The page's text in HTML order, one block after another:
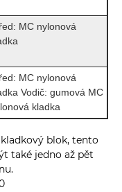
MC nylonová
MC nylonová
Vodič: gumová MC
kladka
blok, tento
také jedno až pět